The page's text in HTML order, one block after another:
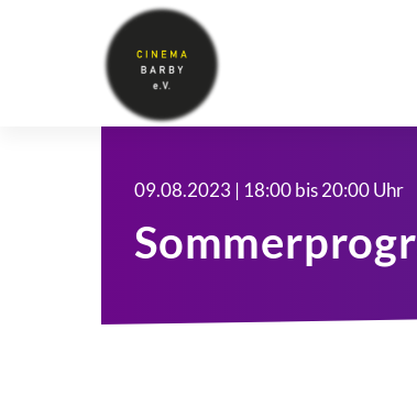
09.08.2023 | 18:00 bis 20:00 Uhr